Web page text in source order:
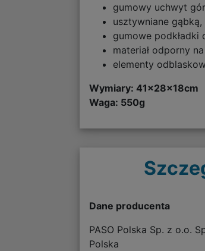
gumowy uchwyt
usztywniane
gumowe podkładki
materiał odporny
elementy
Wymiary: 41x28x18cm
Waga: 550g
Dane producenta
PASO Polska Sp. z o.o.
Polska